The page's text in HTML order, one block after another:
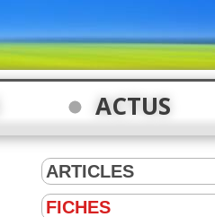
ACTUS